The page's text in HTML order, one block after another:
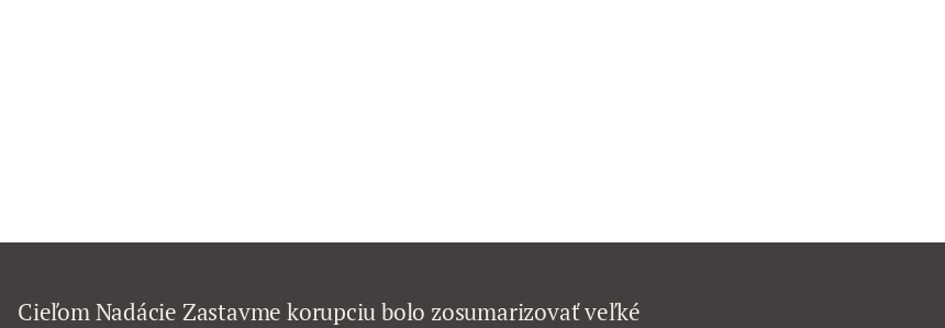
Cieľom Nadácie Zastavme korupciu bolo zosumarizovať veľké